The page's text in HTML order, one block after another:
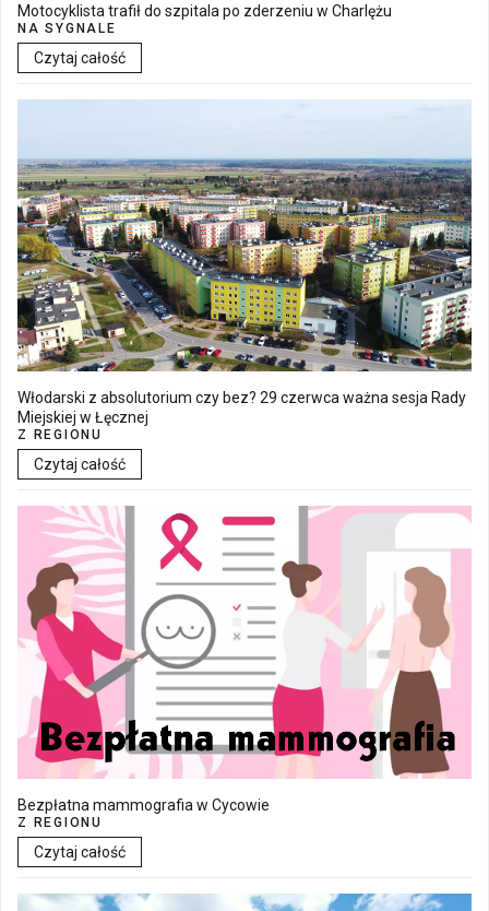
Motocyklista trafił do szpitala po zderzeniu w Charlężu
NA SYGNALE
Czytaj całość
Włodarski z absolutorium czy bez? 29 czerwca ważna sesja Rady
Miejskiej w Łęcznej
Z REGIONU
Czytaj całość
Bezpłatna mammografia w Cycowie
Z REGIONU
Czytaj całość